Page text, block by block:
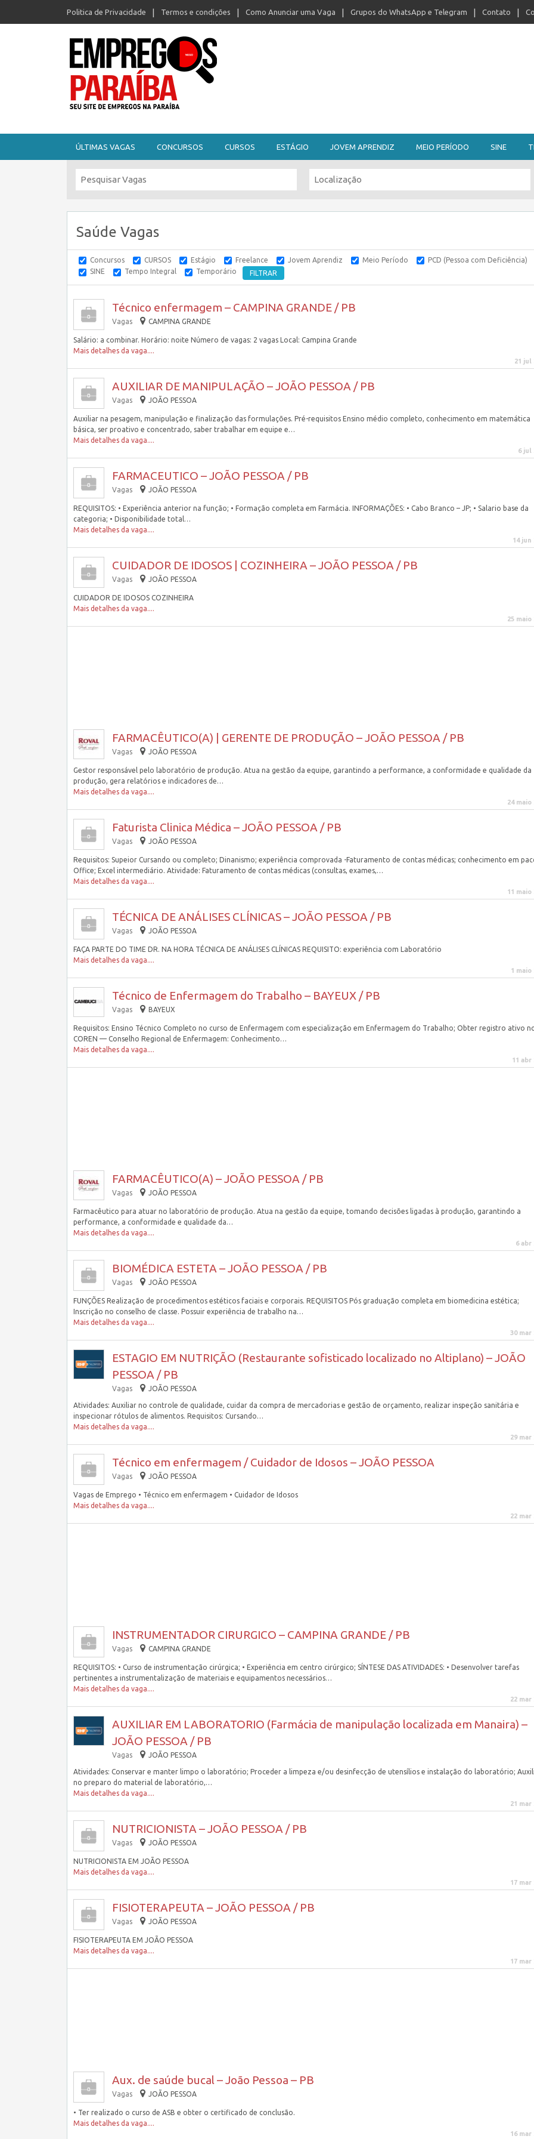
Politica de Privacidade Termos e condições Como Anunciar uma Vaga Grupos do WhatsApp e Telegram Contato
ÚLTIMAS VAGAS CONCURSOS CURSOS ESTÁGIO JOVEM APRENDIZ MEIO PERÍODO SINE
Saúde Vagas
Concursos CURSOS Estágio Freelance Jovem Aprendiz Meio Período
PCD (Pessoa com Deficiência)
SINE
Tempo Integral Temporário
Técnico enfermagem – CAMPINA GRANDE / PB
Vagas CAMPINA GRANDE
Salário: a combinar. Horário: noite Número de vagas: 2 vagas Local: Campina Grande
Mais detalhes da vaga....
21 jul
AUXILIAR DE MANIPULAÇÃO – JOÃO PESSOA / PB
Vagas JOÃO PESSOA
Auxiliar na pesagem, manipulação e finalização das formulações. Pré-requisitos Ensino médio completo, conhecimento em matemática
básica, ser proativo e concentrado, saber trabalhar em equipe e…
Mais detalhes da vaga....
6 jul
FARMACEUTICO – JOÃO PESSOA / PB
Vagas JOÃO PESSOA
REQUISITOS: • Experiência anterior na função; • Formação completa em Farmácia. INFORMAÇÕES: • Cabo Branco – JP; • Salario base da
categoria; • Disponibilidade total…
Mais detalhes da vaga....
14 jun
CUIDADOR DE IDOSOS | COZINHEIRA – JOÃO PESSOA / PB
Vagas JOÃO PESSOA
CUIDADOR DE IDOSOS COZINHEIRA
Mais detalhes da vaga....
25 maio
FARMACÊUTICO(A) | GERENTE DE PRODUÇÃO – JOÃO PESSOA / PB
Vagas JOÃO PESSOA
Gestor responsável pelo laboratório de produção. Atua na gestão da equipe, garantindo a performance, a conformidade e qualidade da
produção, gera relatórios e indicadores de…
Mais detalhes da vaga....
24 maio
Faturista Clinica Médica – JOÃO PESSOA / PB
Vagas JOÃO PESSOA
Requisitos: Supeior Cursando ou completo; Dinanismo; experiência comprovada -Faturamento de contas médicas; conhecimento em
Office; Excel intermediário. Atividade: Faturamento de contas médicas (consultas, exames,…
Mais detalhes da vaga....
11 maio
TÉCNICA DE ANÁLISES CLÍNICAS – JOÃO PESSOA / PB
Vagas JOÃO PESSOA
FAÇA PARTE DO TIME DR. NA HORA TÉCNICA DE ANÁLISES CLÍNICAS REQUISITO: experiência com Laboratório
Mais detalhes da vaga....
1 maio
Técnico de Enfermagem do Trabalho – BAYEUX / PB
Vagas BAYEUX
Requisitos: Ensino Técnico Completo no curso de Enfermagem com especialização em Enfermagem do Trabalho; Obter registro ativo
COREN — Conselho Regional de Enfermagem: Conhecimento…
Mais detalhes da vaga....
11 abr
FARMACÊUTICO(A) – JOÃO PESSOA / PB
Vagas JOÃO PESSOA
Farmacêutico para atuar no laboratório de produção. Atua na gestão da equipe, tomando decisões ligadas à produção, garantindo a
performance, a conformidade e qualidade da…
Mais detalhes da vaga....
6 abr
BIOMÉDICA ESTETA – JOÃO PESSOA / PB
Vagas JOÃO PESSOA
FUNÇÕES Realização de procedimentos estéticos faciais e corporais. REQUISITOS Pós graduação completa em biomedicina estética;
Inscrição no conselho de classe. Possuir experiência de trabalho na…
Mais detalhes da vaga....
30 mar
ESTAGIO EM NUTRIÇÃO (Restaurante sofisticado localizado no Altiplano) – JOÃO
PESSOA / PB
Vagas JOÃO PESSOA
Atividades: Auxiliar no controle de qualidade, cuidar da compra de mercadorias e gestão de orçamento, realizar inspeção sanitária e
inspecionar rótulos de alimentos. Requisitos: Cursando…
Mais detalhes da vaga....
29 mar
Técnico em enfermagem / Cuidador de Idosos – JOÃO PESSOA
Vagas JOÃO PESSOA
Vagas de Emprego • Técnico em enfermagem • Cuidador de Idosos
Mais detalhes da vaga....
22 mar
INSTRUMENTADOR CIRURGICO – CAMPINA GRANDE / PB
Vagas CAMPINA GRANDE
REQUISITOS: • Curso de instrumentação cirúrgica; • Experiência em centro cirúrgico; SÍNTESE DAS ATIVIDADES: • Desenvolver tarefas
pertinentes a instrumentalização de materiais e equipamentos necessários…
Mais detalhes da vaga....
22 mar
AUXILIAR EM LABORATORIO (Farmácia de manipulação localizada em Manaira) –
JOÃO PESSOA / PB
Vagas JOÃO PESSOA
Atividades: Conservar e manter limpo o laboratório; Proceder a limpeza e/ou desinfecção de utensílios e instalação do laboratório;
no preparo do material de laboratório,…
Mais detalhes da vaga....
21 mar
NUTRICIONISTA – JOÃO PESSOA / PB
Vagas JOÃO PESSOA
NUTRICIONISTA EM JOÃO PESSOA
Mais detalhes da vaga....
17 mar
FISIOTERAPEUTA – JOÃO PESSOA / PB
Vagas JOÃO PESSOA
FISIOTERAPEUTA EM JOÃO PESSOA
Mais detalhes da vaga....
17 mar
Aux. de saúde bucal – João Pessoa – PB
Vagas JOÃO PESSOA
• Ter realizado o curso de ASB e obter o certificado de conclusão.
Mais detalhes da vaga....
16 mar